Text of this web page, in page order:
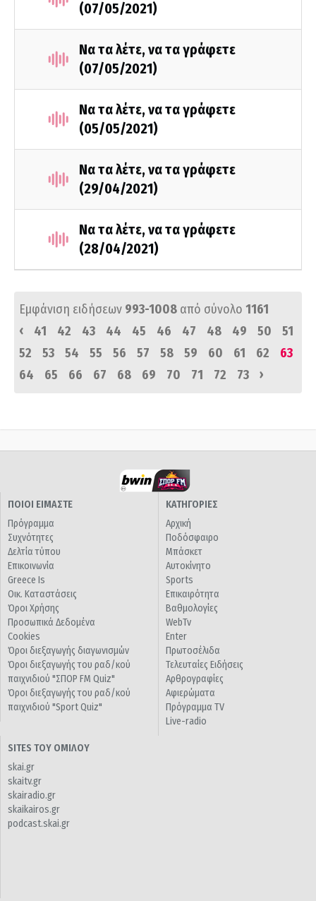
(07/05/2021)
Να τα λέτε, να τα γράφετε
(07/05/2021)
Να τα λέτε, να τα γράφετε
(05/05/2021)
Να τα λέτε, να τα γράφετε
(29/04/2021)
Να τα λέτε, να τα γράφετε
(28/04/2021)
Εμφάνιση ειδήσεων 993-1008 από σύνολο 1161
‹
41 42 43 44 45 46 47 48 49 50
51
52
53 54 55 56 57 58 59 60 61 62
63
64
65 66 67 68 69 70 71 72 73 ›
ΠΟΙΟΙ ΕΙΜΑΣΤΕ
Πρόγραμμα
Συχνότητες
Δελτία τύπου
Επικοινωνία
Greece Is
Οικ. Καταστάσεις
Όροι Χρήσης
Προσωπικά Δεδομένα
Cookies
Όροι διεξαγωγής διαγωνισμών
Όροι διεξαγωγής του ραδ/κού
παιχνιδιού "ΣΠΟΡ FM Quiz"
Όροι διεξαγωγής του ραδ/κού
παιχνιδιού "Sport Quiz"
ΚΑΤΗΓΟΡΙΕΣ
Αρχική
Ποδόσφαιρο
Μπάσκετ
Αυτοκίνητο
Sports
Επικαιρότητα
Βαθμολογίες
WebTv
Enter
Πρωτοσέλιδα
Τελευταίες Ειδήσεις
Αρθρογραφίες
Αφιερώματα
Πρόγραμμα TV
Live-radio
SITES ΤΟΥ ΟΜΙΛΟΥ
skai.gr
skaitv.gr
skairadio.gr
skaikairos.gr
podcast.skai.gr